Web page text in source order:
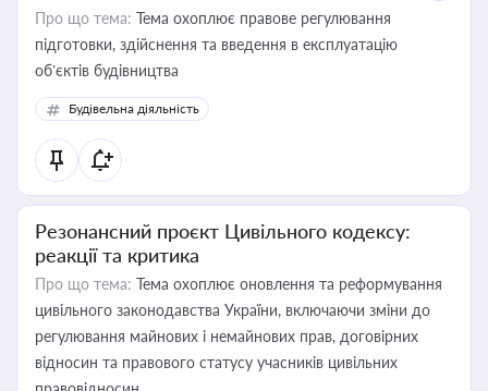
Про що тема: Тема охоплює правове регулювання
підготовки, здійснення та введення в експлуатацію
об’єктів будівництва
Будівельна діяльність
Резонансний проєкт Цивільного кодексу:
реакції та критика
Про що тема: Тема охоплює оновлення та реформування
цивільного законодавства України, включаючи зміни до
регулювання майнових і немайнових прав, договірних
відносин та правового статусу учасників цивільних